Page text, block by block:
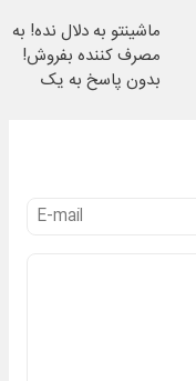
ماشینتو به دلال نده! به
مصرف کننده بفروش!
بدون پاسخ به یک